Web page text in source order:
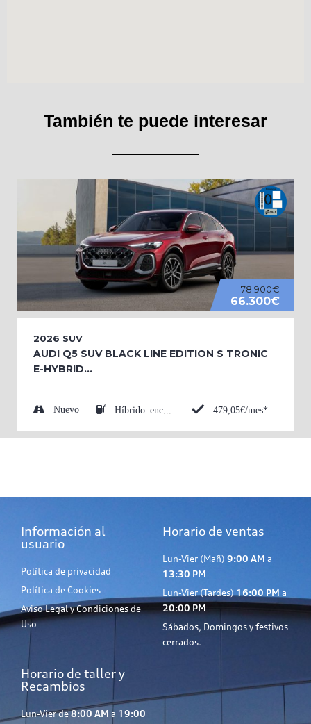
También te puede interesar
78.900€
66.300€
2026 SUV
AUDI Q5 SUV BLACK LINE EDITION S TRONIC
E-HYBRID...
Nuevo 479,05€/mes*
Información al
usuario
Política de privacidad
Política de Cookies
Aviso Legal y Condiciones de
Uso
Horario de ventas
Lun-Vier (Mañ) 9:00 AM a
13:30 PM
Lun-Vier (Tardes)16:00 PM a
20:00 PM
Sábados, Domingos y festivos
cerrados.
Horario de taller y
Recambios
Lun-Vier de8:00 AM a 19:00